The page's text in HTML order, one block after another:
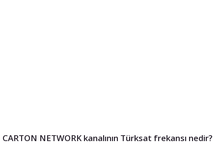
CARTON NETWORK kanalının Türksat frekansı nedir?